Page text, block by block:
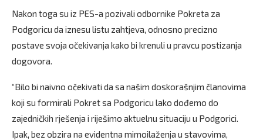
Nakon toga su iz PES-a pozivali odbornike Pokreta za
Podgoricu da iznesu listu zahtjeva, odnosno precizno
postave svoja očekivanja kako bi krenuli u pravcu postizanja
dogovora.
“Bilo bi naivno očekivati da sa našim doskorašnjim članovima
koji su formirali Pokret sa Podgoricu lako dođemo do
zajedničkih rješenja i riješimo aktuelnu situaciju u Podgorici.
Ipak, bez obzira na evidentna mimoilaženja u stavovima,